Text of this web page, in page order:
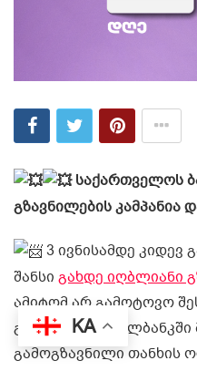
საქართველოს
გზავნილების
3 ივნისამდე კიდევ
შანსი გახდე იღბლიანი
ამიტომ არ გამოტოვო
გზავნილი
გამოგზავნილი თანხის
KA